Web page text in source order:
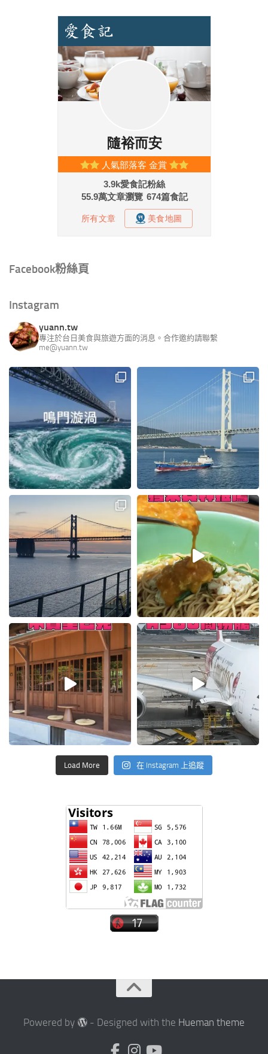
Facebook粉絲頁
Instagram
yuann.tw
專注於台日美食與旅遊方面的消息。合作邀約請聯繫
me@yuann.tw
Load More 在 Instagram 上追蹤
Powered by - Designed with the Hueman theme